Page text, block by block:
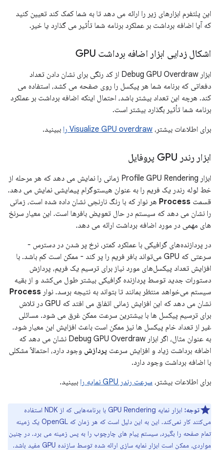
این پلتفرم ابزارهای زیر را ارائه می دهد تا به شما کمک کند تعیین کنید
که آیا اضافه برداشت بر عملکرد برنامه شما تأثیر می گذارد یا خیر.
اشکال زدایی ابزار اضافه برداشت GPU
ابزار Debug GPU Overdraw از کد رنگی برای نشان دادن تعداد
دفعاتی که برنامه شما هر پیکسل را روی صفحه می کشد، استفاده می
کند. هرچه این تعداد بیشتر باشد، احتمال اینکه اضافه برداشت بر عملکرد
برنامه شما تأثیر بگذارد بیشتر است.
برای اطلاعات بیشتر، Visualize GPU overdraw را ببینید.
ابزار رندر GPU پروفایل
ابزار Profile GPU Rendering زمانی را نمایش می دهد که هر مرحله از
خط لوله رندر یک فریم را به عنوان هیستوگرام پیمایشی نمایش می دهد.
قسمت Process هر نوار که با رنگ نارنجی نشان داده شده است، زمانی
را نشان می دهد که سیستم در حال تعویض بافرها است. این معیار سرنخ
های مهمی در مورد اضافه برداشت ارائه می دهد.
در پردازنده‌های گرافیکی با عملکرد کمتر، نرخ پر شدن در دسترس -
سرعتی که GPU می‌تواند بافر فریم را پر کند - ممکن است کم باشد. با
افزایش تعداد پیکسل‌های مورد نیاز برای ترسیم یک فریم، پردازش
دستورات جدید توسط پردازنده گرافیکی بیشتر طول می‌کشد و از بقیه
سیستم می‌خواهد منتظر بمانند تا بتواند به نتیجه برسد. نوار Process
نشان می دهد که این افزایش زمانی اتفاق می افتد که GPU در تلاش
برای ترسیم پیکسل ها با بیشترین سرعت ممکن غرق می شود. مسائلی
غیر از تعداد خام پیکسل ها نیز ممکن است باعث افزایش این معیار شود.
به عنوان مثال، اگر ابزار Debug GPU Overdraw نشان می دهد که
اضافه برداشت زیاد و افزایش سرعت پردازش وجود دارد، احتمالاً مشکلی
با اضافه برداشت وجود دارد.
برای اطلاعات بیشتر، سرعت رندر GPU نمایه را ببینید.
توجه:
ابزار نمایه GPU Rendering با برنامه‌هایی که از NDK استفاده
می‌کنند کار نمی‌کند. این به این دلیل است که هر زمان که OpenGL یک زمینه
تمام صفحه را بگیرد، سیستم پیام های چارچوب را به پس زمینه می برد. در چنین
مواردی، ممکن است ابزار نمایه سازی ارائه شده توسط سازنده GPU مفید باشد.